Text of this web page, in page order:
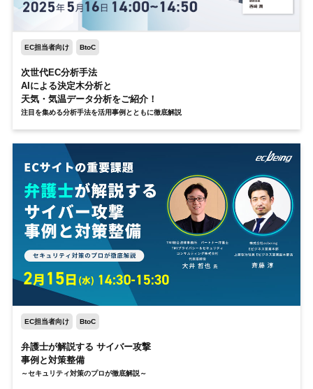
EC担当者向け BtoC
次世代EC分析手法
AIによる決定木分析と
天気・気温データ分析をご紹介！
注目を集める分析手法を活用事例とともに徹底解説
EC担当者向け BtoC
弁護士が解説する サイバー攻撃
事例と対策整備
～セキュリティ対策のプロが徹底解説～